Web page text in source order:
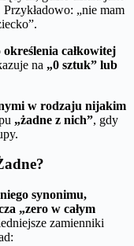
Przykładowo: „nie mam
określenia całkowitej
na „0 sztuk” lub
w rodzaju nijakim
„żadne z nich”, gdy
synonimu,
„zero w całym
zamienniki